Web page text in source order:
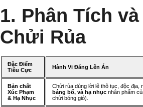
1. Phân Tích
Chửi Rủa
Đặc Điểm
Tiêu Cực
Hành Vi Đáng Lên Án
Bản chất
Xúc Phạm
& Hạ Nhục
Chửi rủa dùng lời lẽ thô tục, độc địa,
báng bổ, và hạ nhục nhân phẩm
chửi bóng gió).